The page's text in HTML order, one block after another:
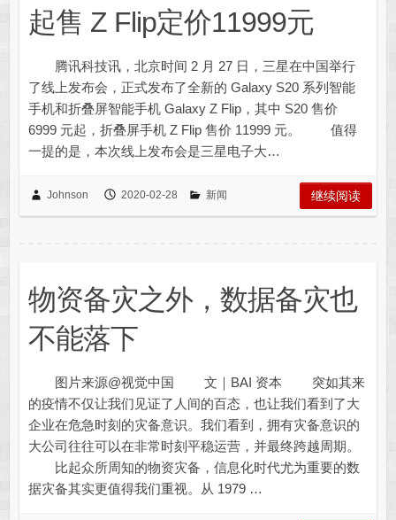
起售 Z Flip定价11999元
腾讯科技讯，北京时间 2 月 27 日，三星在中国举行
了线上发布会，正式发布了全新的 Galaxy S20 系列智能
手机和折叠屏智能手机 Galaxy Z Flip，其中 S20 售价
6999 元起，折叠屏手机 Z Flip 售价 11999 元。 值得
一提的是，本次线上发布会是三星电子大…
Johnson 2020-02-28 新闻 继续阅读
物资备灾之外，数据备灾也
不能落下
图片来源@视觉中国 文｜BAI 资本 突如其来
的疫情不仅让我们见证了人间的百态，也让我们看到了大
企业在危急时刻的灾备意识。我们看到，拥有灾备意识的
大公司往往可以在非常时刻平稳运营，并最终跨越周期。
比起众所周知的物资灾备，信息化时代尤为重要的数
据灾备其实更值得我们重视。从 1979 …